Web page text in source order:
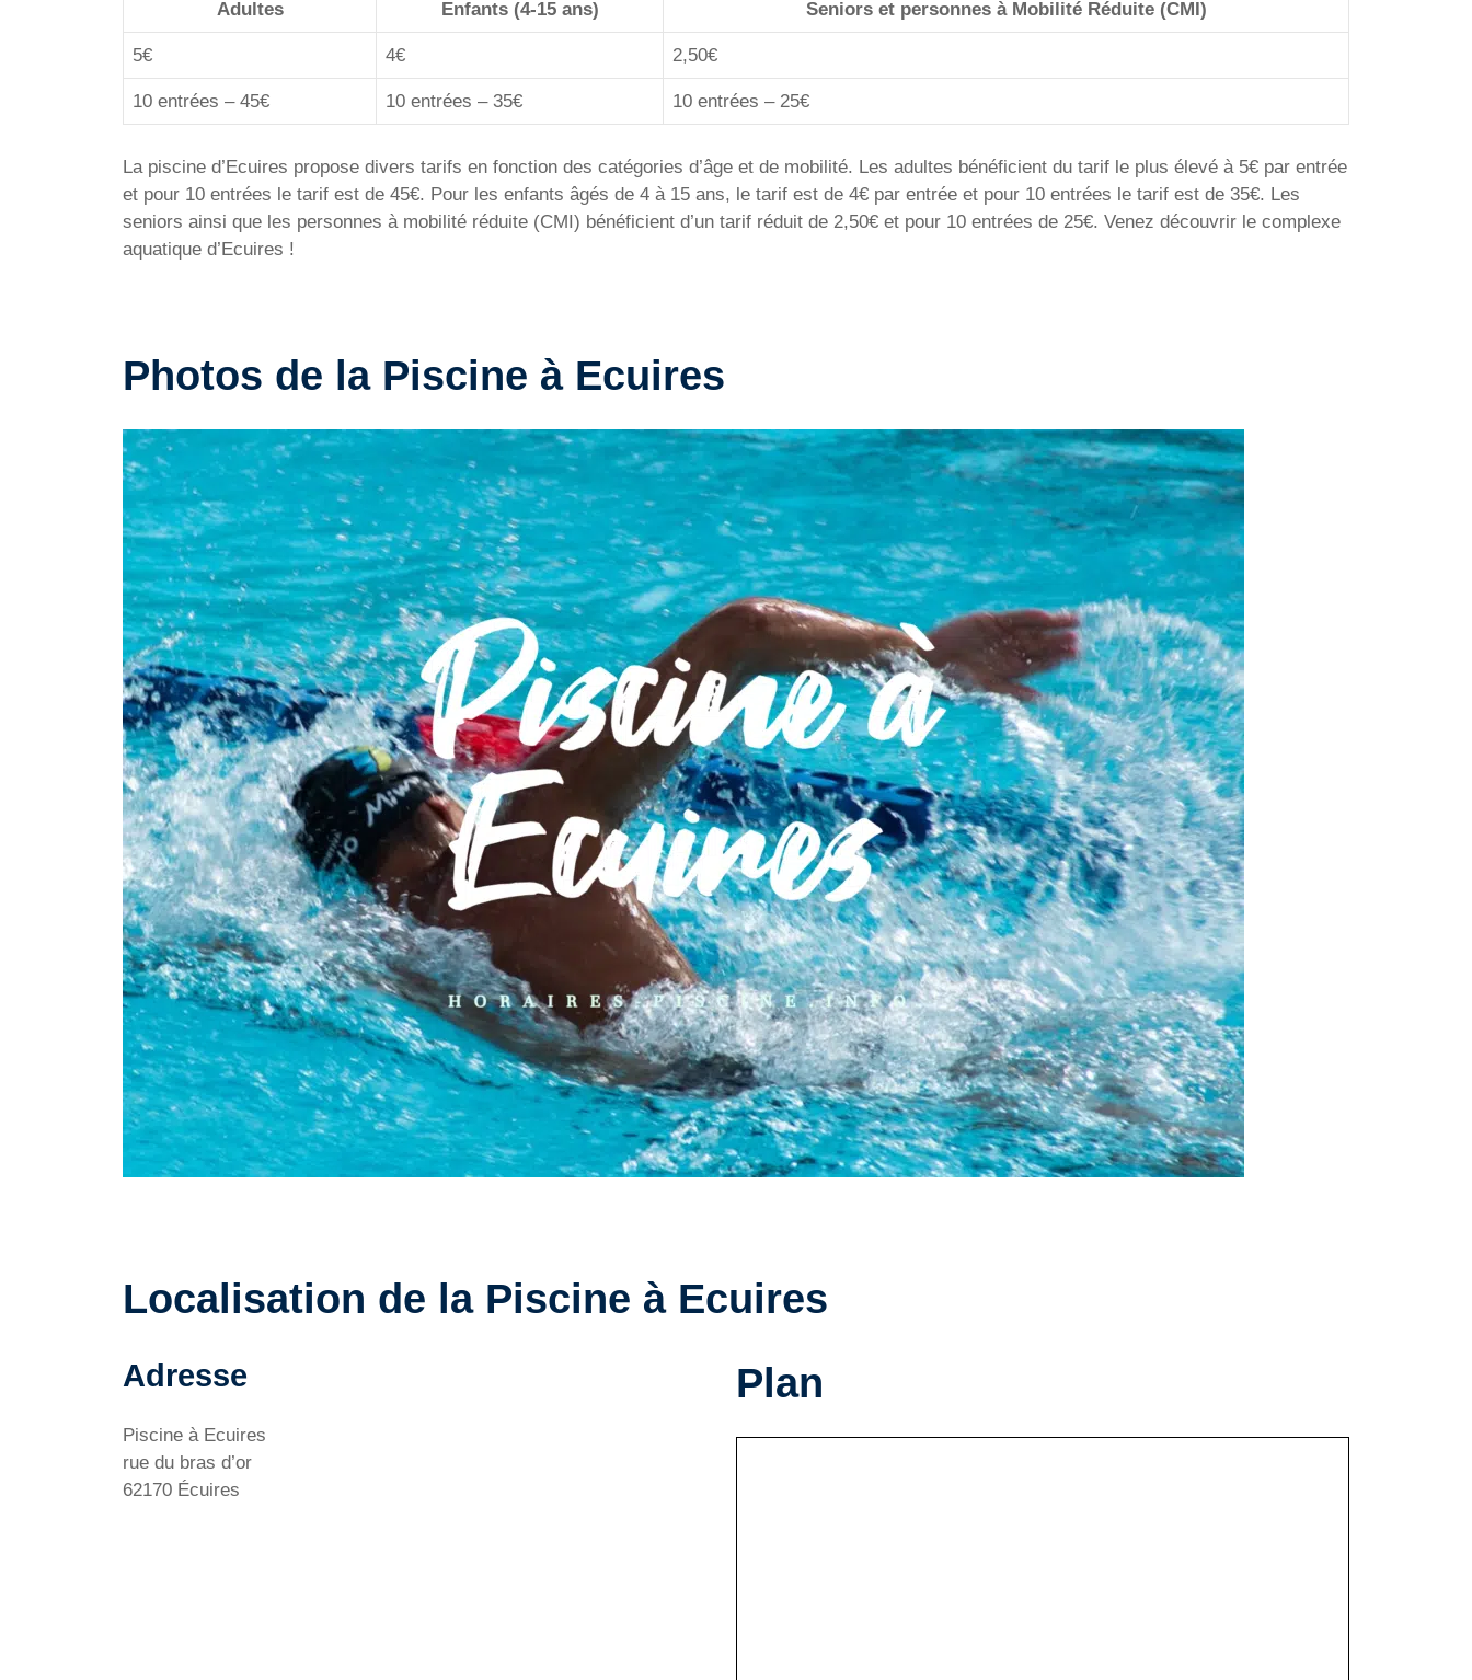
Adultes Enfants (4-15 ans) Seniors et personnes à Mobilité Réduite (CMI)
5€ 4€ 2,50€
10 entrées – 45€ 10 entrées – 35€ 10 entrées – 25€
La piscine d’Ecuires propose divers tarifs en fonction des catégories d’âge et de mobilité. Les adultes bénéficient du tarif le plus élevé à 5€ par entrée
et pour 10 entrées le tarif est de 45€. Pour les enfants âgés de 4 à 15 ans, le tarif est de 4€ par entrée et pour 10 entrées le tarif est de 35€. Les
seniors ainsi que les personnes à mobilité réduite (CMI) bénéficient d’un tarif réduit de 2,50€ et pour 10 entrées de 25€. Venez découvrir le complexe
aquatique d’Ecuires !
Photos de la Piscine à Ecuires
Localisation de la Piscine à Ecuires
Adresse
Piscine à Ecuires
rue du bras d’or
62170 Écuires
Plan